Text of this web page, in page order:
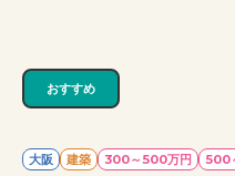
おすすめ
大阪 建築 300～500万円 500